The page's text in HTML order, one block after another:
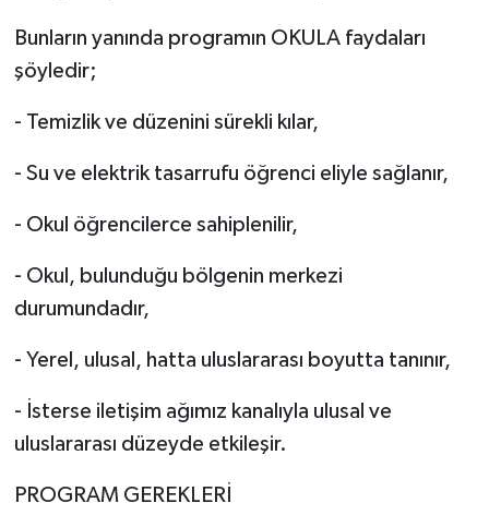
Bunların yanında programın OKULA faydaları
şöyledir;
- Temizlik ve düzenini sürekli kılar,
- Su ve elektrik tasarrufu öğrenci eliyle sağlanır,
- Okul öğrencilerce sahiplenilir,
- Okul, bulunduğu bölgenin merkezi
durumundadır,
- Yerel, ulusal, hatta uluslararası boyutta tanınır,
- İsterse iletişim ağımız kanalıyla ulusal ve
uluslararası düzeyde etkileşir.
PROGRAM GEREKLERİ